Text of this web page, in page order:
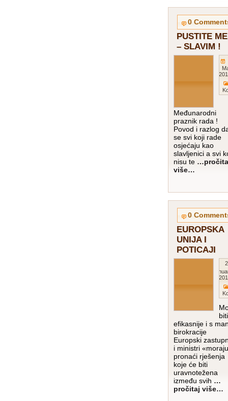
0
PUSTITE ME
– SLAVIM !
Međunarodni
praznik rada !
Povod i razlog
se svi koji rade
osjećaju kao
slavljenici a svi
nisu te
više…
0
EUROPSKA
UNIJA I
POTICAJI
biti
efikasnije i s
birokracije
Europski
i ministri «moraju
pronaći rješenja
koje će biti
uravnotežena
između svih …
pročitaj više…